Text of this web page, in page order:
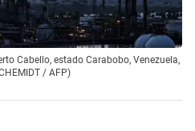
Cabello, estado Carabobo, Venezuela,
/ AFP)